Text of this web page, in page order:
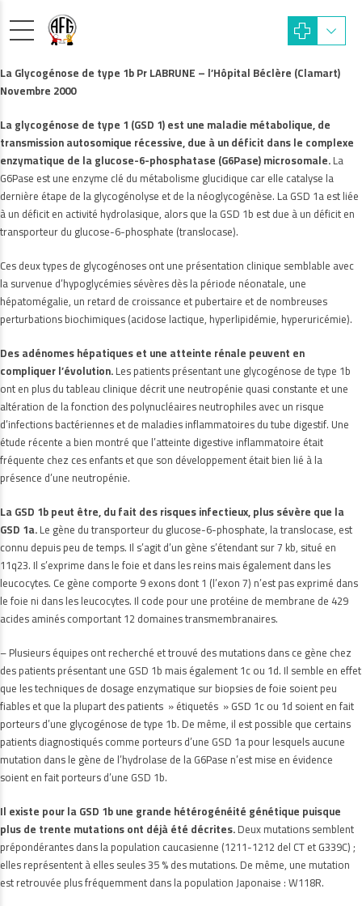
La Glycogénose de type 1b Pr LABRUNE – l’Hôpital Béclère (Clamart)
Novembre 2000
La glycogénose de type 1 (GSD 1) est une maladie métabolique, de
transmission autosomique récessive, due à un déficit dans le complexe
enzymatique de la glucose-6-phosphatase (G6Pase) microsomale.La
G6Pase est une enzyme clé du métabolisme glucidique car elle catalyse la
dernière étape de la glycogénolyse et de la néoglycogénèse. La GSD 1a est liée
à un déficit en activité hydrolasique, alors que la GSD 1b est due à un déficit en
transporteur du glucose-6-phosphate (translocase).
Ces deux types de glycogénoses ont une présentation clinique semblable avec
la survenue d’hypoglycémies sévères dès la période néonatale, une
hépatomégalie, un retard de croissance et pubertaire et de nombreuses
perturbations biochimiques (acidose lactique, hyperlipidémie, hyperuricémie).
Des adénomes hépatiques et une atteinte rénale peuvent en
compliquer l’évolution.Les patients présentant une glycogénose de type 1b
ont en plus du tableau clinique décrit une neutropénie quasi constante et une
altération de la fonction des polynucléaires neutrophiles avec un risque
d’infections bactériennes et de maladies inflammatoires du tube digestif. Une
étude récente a bien montré que l’atteinte digestive inflammatoire était
fréquente chez ces enfants et que son développement était bien lié à la
présence d’une neutropénie.
La GSD 1b peut être, du fait des risques infectieux, plus sévère que la
GSD 1a.Le gène du transporteur du glucose-6-phosphate, la translocase, est
connu depuis peu de temps. Il s’agit d’un gène s’étendant sur 7 kb, situé en
11q23. Il s’exprime dans le foie et dans les reins mais également dans les
leucocytes. Ce gène comporte 9 exons dont 1 (l’exon 7) n’est pas exprimé dans
le foie ni dans les leucocytes. Il code pour une protéine de membrane de 429
acides aminés comportant 12 domaines transmembranaires.
– Plusieurs équipes ont recherché et trouvé des mutations dans ce gène chez
des patients présentant une GSD 1b mais également 1c ou 1d. Il semble en effet
que les techniques de dosage enzymatique sur biopsies de foie soient peu
fiables et que la plupart des patients » étiquetés » GSD 1c ou 1d soient en fait
porteurs d’une glycogénose de type 1b. De même, il est possible que certains
patients diagnostiqués comme porteurs d’une GSD 1a pour lesquels aucune
mutation dans le gène de l’hydrolase de la G6Pase n’est mise en évidence
soient en fait porteurs d’une GSD 1b.
Il existe pour la GSD 1b une grande hétérogénéité génétique puisque
plus de trente mutations ont déjà été décrites.Deux mutations semblent
prépondérantes dans la population caucasienne (1211-1212 del CT et G339C) ;
elles représentent à elles seules 35 % des mutations. De même, une mutation
est retrouvée plus fréquemment dans la population Japonaise : W118R.